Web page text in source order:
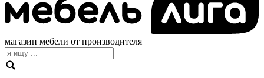
магазин мебели от производителя